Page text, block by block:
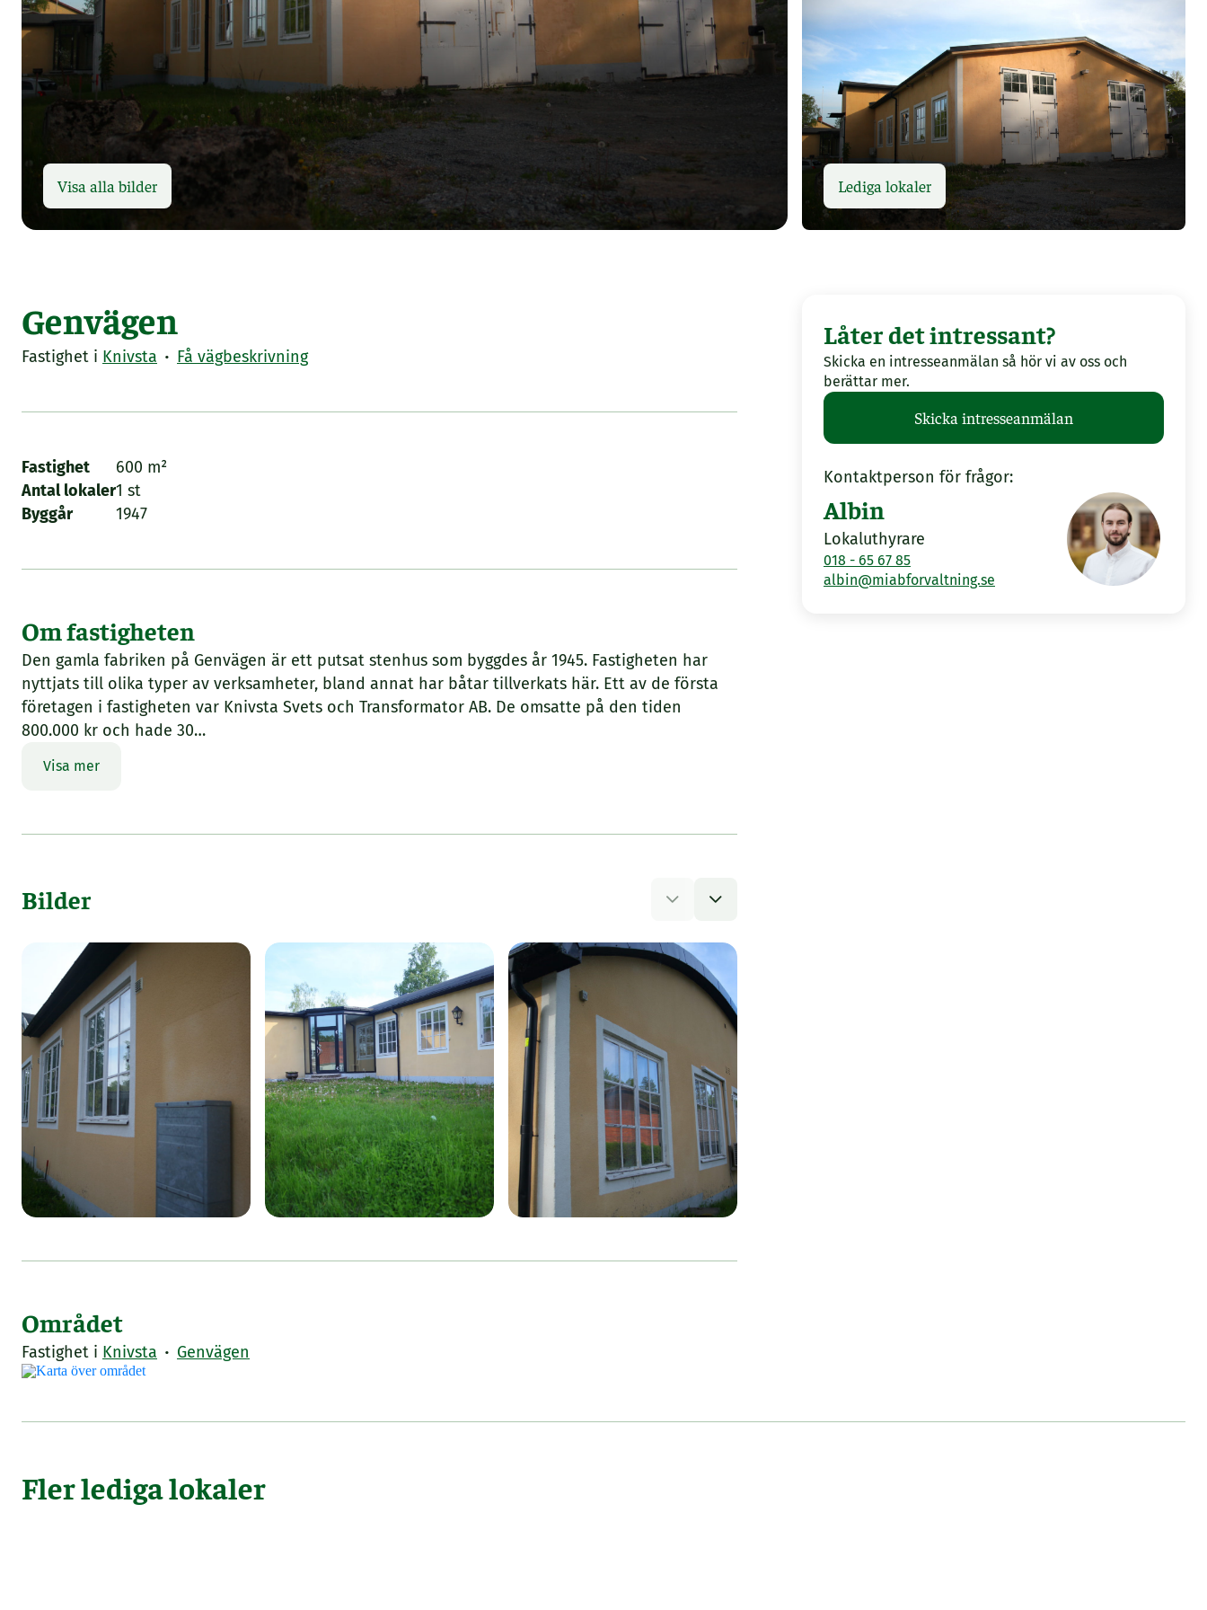
Visa alla bilder Lediga lokaler
Genvägen
Fastighet i Knivsta · Få vägbeskrivning
Fastighet
Antal lokaler
Byggår
600 m²
1 st
1947
Om fastigheten
Den gamla fabriken på Genvägen är ett putsat stenhus som byggdes år 1945. Fastigheten har
nyttjats till olika typer av verksamheter, bland annat har båtar tillverkats här. Ett av de första
företagen i fastigheten var Knivsta Svets och Transformator AB. De omsatte på den tiden
800.000 kr och hade 30…
Visa mer
Bilder
Området
Fastighet i Knivsta · Genvägen
Låter det intressant?
Skicka en intresseanmälan så hör vi av oss och
berättar mer.
Skicka intresseanmälan
Kontaktperson för frågor:
Albin
Lokaluthyrare
018 - 65 67 85
albin@miabforvaltning.se
Fler lediga lokaler